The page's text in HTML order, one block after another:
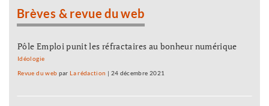
Brèves & revue du web
Pôle Emploi punit les réfractaires au bonheur numérique
Idéologie
Revue du web par La rédaction 24 décembre 2021